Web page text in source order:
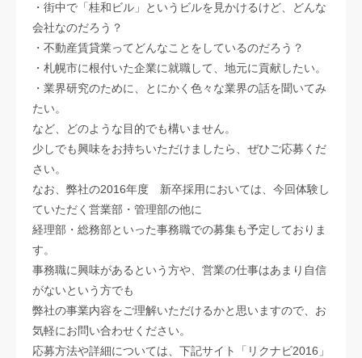
・街中で「桂和ビル」というビルを見かけるけど、どんな
会社なのだろう？
・不動産賃貸業ってどんなことをしているのだろう？
・札幌市に根付いた企業に就職して、地元に貢献したい。
・業界研究のために、とにかく色々な業界の話を聞いてみ
たい。
など、どのような目的でも構いません。
少しでも興味をお持ちいただけましたら、ぜひご応募くだ
さい。
なお、弊社の2016年度 新卒採用においては、今回体験し
ていただく営業部・管理部の他に
経理部・総務部といった事務職での募集も予定しておりま
す。
事務職に興味があるという方や、営業の仕事はあまり自信
がないという方でも
弊社の事業内容をご理解いただけるかと思いますので、お
気軽にお問い合わせください。
応募方法や詳細については、下記サイト「リクナビ2016」